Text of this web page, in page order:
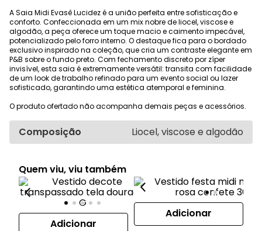
A Saia Midi Evasê Lucidez é a união perfeita entre sofisticação e
conforto. Confeccionada em um mix nobre de liocel, viscose e
algodão, a peça oferece um toque macio e caimento impecável,
potencializado pelo forro interno. O destaque fica para o bordado
exclusivo inspirado na coleção, que cria um contraste elegante em
P&B sobre o fundo preto. Com fechamento discreto por zíper
invisível, esta saia é extremamente versátil: transita com facilidade
de um look de trabalho refinado para um evento social ou lazer
sofisticado, garantindo uma estética atemporal e feminina.
O produto ofertado não acompanha demais peças e acessórios.
Composição Liocel, viscose e algodão
Quem viu, viu também
Adicionar
Adicionar